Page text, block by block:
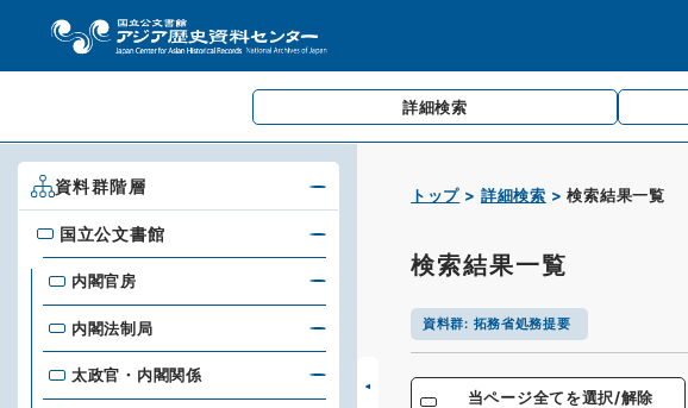
詳細検索
トップ 詳細検索 検索結果一覧
検索結果一覧
資料群: 拓務省処務提要
当ページ全てを選択/解除
資料群階層
国立公文書館
国立公文書館
内閣官房
内閣法制局
太政官・内閣関係